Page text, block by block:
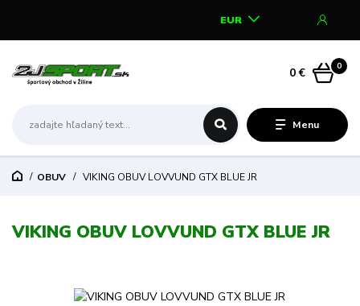
Menu
EUR
0
0 €
OBUV VIKING OBUV LOVVUND GTX BLUE JR
VIKING OBUV LOVVUND GTX BLUE JR